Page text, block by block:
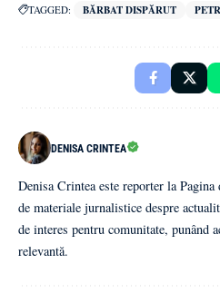
TAGGED: BĂRBAT DISPĂRUT
DENISA CRINTEA
Denisa Crintea este reporter la
de materiale jurnalistice despre
de interes pentru comunitate, punând
relevantă.